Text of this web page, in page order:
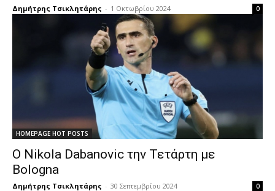
Δημήτρης Τσικλητάρης - 1 Οκτωβρίου 2024 0
HOMEPAGE HOT POSTS
Ο Nikola Dabanovic την Τετάρτη με
Bologna
Δημήτρης Τσικλητάρης - 30 Σεπτεμβρίου 2024 0